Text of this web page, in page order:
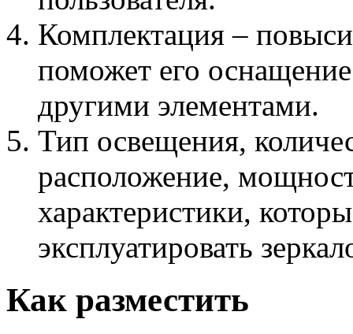
Комплектация –
поможет его
другими элементами.
Тип освещения,
расположение,
характеристики,
эксплуатировать
Как разместить